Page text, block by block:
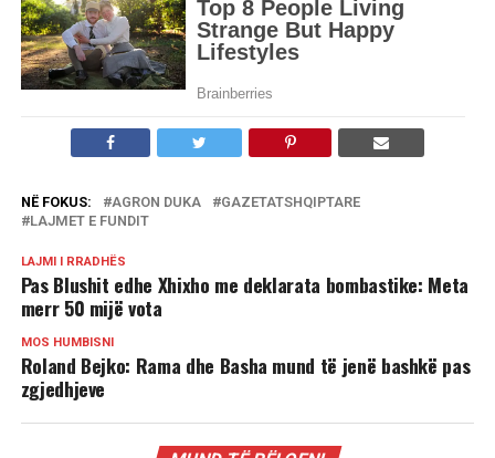
NË FOKUS: AGRON DUKA
GAZETATSHQIPTARE
LAJMET E FUNDIT
LAJMI I RRADHËS
Pas Blushit edhe Xhixho me deklarata bombastike: Meta
merr 50 mijë vota
MOS HUMBISNI
Roland Bejko: Rama dhe Basha mund të jenë bashkë pas
zgjedhjeve